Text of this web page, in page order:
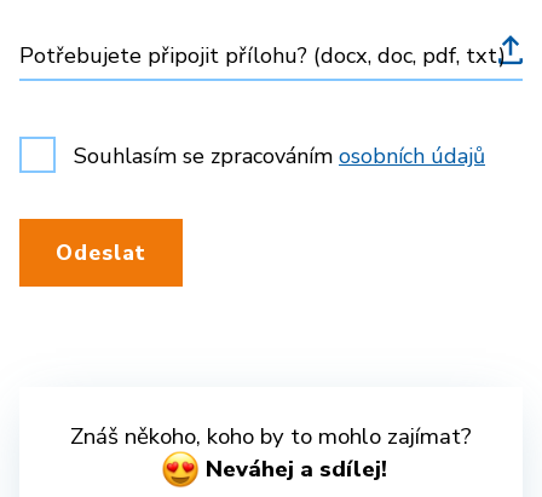
Potřebujete připojit přílohu? (docx, doc, pdf, txt)
Souhlasím se zpracováním osobních údajů
Odeslat
Znáš někoho, koho by to mohlo zajímat?
Neváhej a sdílej!